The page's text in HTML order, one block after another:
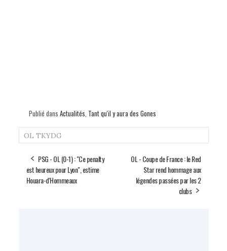
Publié dans Actualités Tant qu'il y aura des Gones
OL TKYDG
PSG - OL (0-1) : "Ce penalty
est heureux pour Lyon", estime
Houara-d'Hommeaux
OL - Coupe de France : le Red
Star rend hommage aux
légendes passées par les 2
clubs